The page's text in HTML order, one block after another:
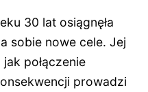
30 lat osiągnęła
sobie nowe cele. Jej
połączenie
prowadzi